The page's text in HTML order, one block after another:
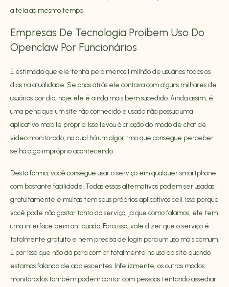
a tela ao mesmo tempo.
Empresas De Tecnologia Proíbem Uso Do
Openclaw Por Funcionários
É estimado que ele tenha pelo menos 1 milhão de usuários todos os
dias na atualidade. Se anos atrás ele contava com alguns milhares de
usuários por dia, hoje ele é ainda mais bem sucedido. Ainda assim, é
uma pena que um site tão conhecido e usado não possua uma
aplicativo mobile próprio. Isso levou à criação do modo de chat de
vídeo monitorado, no qual há um algoritmo que consegue perceber
se há algo impróprio acontecendo.
Desta forma, você consegue usar o serviço em qualquer smartphone
com bastante facilidade. Todas essas alternativas podem ser usadas
gratuitamente e muitas tem seus próprios aplicativos cell. Isso porque
você pode não gostar tanto do serviço, já que como falamos, ele tem
uma interface bem antiquada. Fora isso, vale dizer que o serviço é
totalmente gratuito e nem precisa de login para um uso mais comum.
É por isso que não dá para confiar totalmente no uso do site quando
estamos falando de adolescentes. Infelizmente, os outros modos
monitorados também podem contar com pessoas tentando assediar